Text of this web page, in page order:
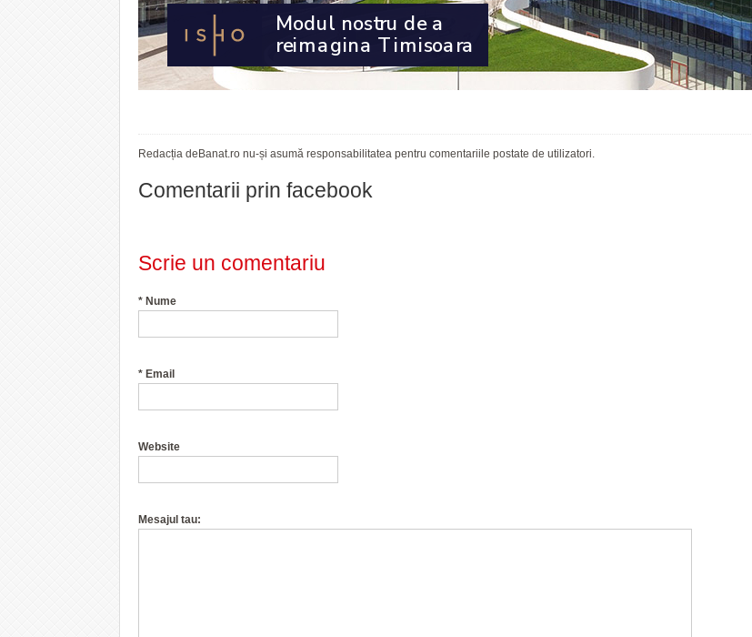
Redacția deBanat.ro nu-și asumă responsabilitatea pentru comentariile postate de utilizatori.
Comentarii prin facebook
Scrie un comentariu
* Nume
* Email
Website
Mesajul tau: